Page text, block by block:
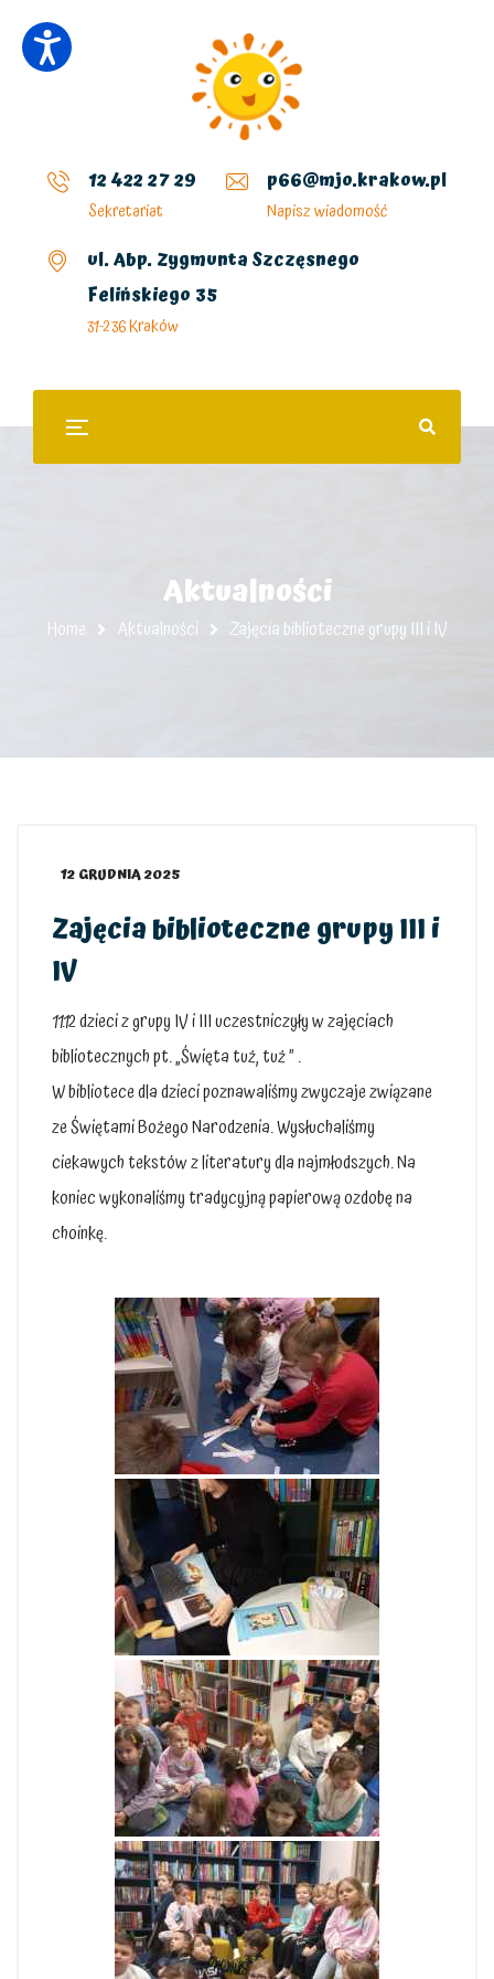
12 422 27 29
Sekretariat
p66@mjo.krakow.pl
Napisz wiadomość
ul. Abp. Zygmunta Szczęsnego
Felińskiego 35
31-236 Kraków
Aktualności
Home Aktualności Zajęcia biblioteczne grupy III i IV
12 GRUDNIA 2025
Zajęcia biblioteczne grupy III i
IV
11.12 dzieci z grupy IV i III uczestniczyły w zajęciach
bibliotecznych pt. „Święta tuż, tuż ” .
W bibliotece dla dzieci poznawaliśmy zwyczaje związane
ze Świętami Bożego Narodzenia. Wysłuchaliśmy
ciekawych tekstów z literatury dla najmłodszych. Na
koniec wykonaliśmy tradycyjną papierową ozdobę na
choinkę.